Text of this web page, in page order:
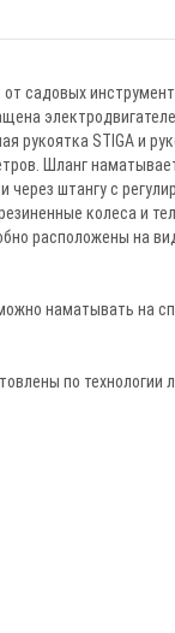
садовых
STIGA и
Шланг
штангу с
колеса и
расположены на
наматывать на
по технологии